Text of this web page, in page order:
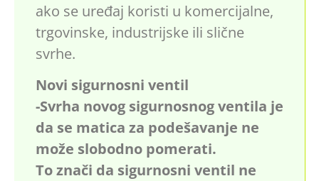
ako se uređaj koristi u komercijalne,
trgovinske, industrijske ili slične
svrhe.
Novi sigurnosni ventil
-Svrha novog sigurnosnog ventila je
da se matica za podešavanje ne
može slobodno pomerati.
To znači da sigurnosni ventil ne